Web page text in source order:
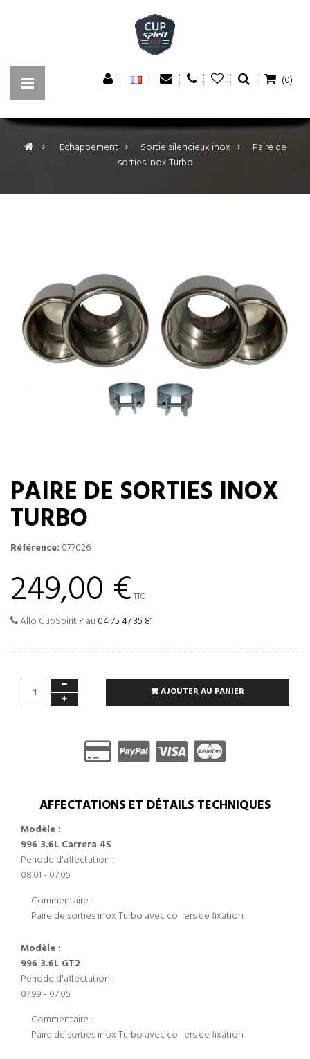
(0)
> Echappement > Sortie silencieux inox >
Paire de
sorties inox Turbo
PAIRE DE SORTIES INOX
TURBO
Référence: 077026
249,00 € TTC
Allo CupSpirit ? au 04 75 47 35 81
AJOUTER AU PANIER
AFFECTATIONS ET DÉTAILS TECHNIQUES
Modèle :
996 3.6L Carrera 4S
Periode d'affectation :
08.01 - 07.05
Commentaire :
Paire de sorties inox Turbo avec colliers de fixation.
Modèle :
996 3.6L GT2
Periode d'affectation :
07.99 - 07.05
Commentaire :
Paire de sorties inox Turbo avec colliers de fixation.